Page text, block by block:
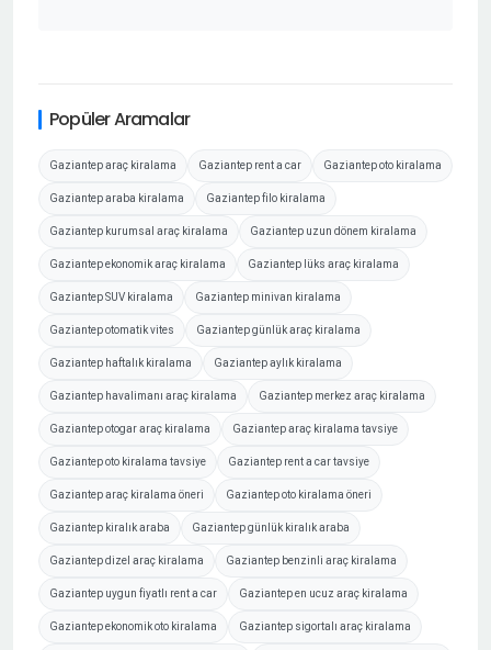
Popüler Aramalar
Gaziantep araç kiralama Gaziantep rent a car Gaziantep oto kiralama
Gaziantep araba kiralama Gaziantep filo kiralama
Gaziantep kurumsal araç kiralama Gaziantep uzun dönem kiralama
Gaziantep ekonomik araç kiralama Gaziantep lüks araç kiralama
Gaziantep SUV kiralama Gaziantep minivan kiralama
Gaziantep otomatik vites Gaziantep günlük araç kiralama
Gaziantep haftalık kiralama Gaziantep aylık kiralama
Gaziantep havalimanı araç kiralama Gaziantep merkez araç kiralama
Gaziantep otogar araç kiralama Gaziantep araç kiralama tavsiye
Gaziantep oto kiralama tavsiye Gaziantep rent a car tavsiye
Gaziantep araç kiralama öneri Gaziantep oto kiralama öneri
Gaziantep kiralık araba Gaziantep günlük kiralık araba
Gaziantep dizel araç kiralama Gaziantep benzinli araç kiralama
Gaziantep uygun fiyatlı rent a car Gaziantep en ucuz araç kiralama
Gaziantep ekonomik oto kiralama Gaziantep sigortalı araç kiralama